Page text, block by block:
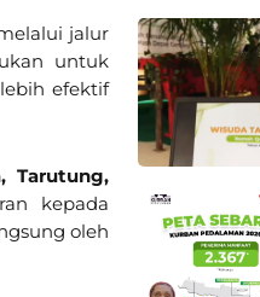
jalur
untuk
efektif
Tarutung,
kepada
oleh